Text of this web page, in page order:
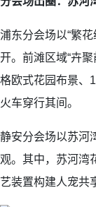
浦东分会场以“繁
开。前滩区域“卉
格欧式花园布景、
火车穿行其间。
静安分会场以苏河
观。其中，苏河湾
艺装置构建人宠共